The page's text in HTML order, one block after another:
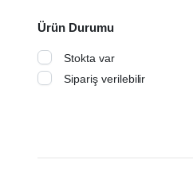
Ürün Durumu
Stokta var
Sipariş verilebilir